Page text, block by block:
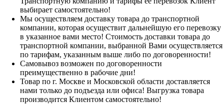
выбирает самостоятельно!
Мы осуществляем доставку товара до транспортной
компании, которая осуществит дальнейшую его перевозку
в указанное вами место! Стоимость доставки товара до
транспортной компании, выбранной Вами осуществляется
по тарифам, указанным выше либо по договоренности!
Самовывоз возможен по договоренности
преимущественно в рабочие дни!
Товар по г. Москве и Московской области доставляется
нами только до подъезда или офиса! Выгрузка товара
производится Клиентом самостоятельно!